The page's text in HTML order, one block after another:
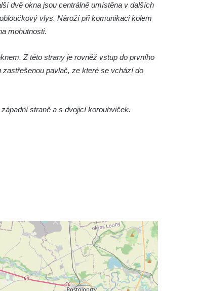
dvě okna jsou centrálně umístěna v dalších
vlys. Nároží při komunikaci kolem
mohutnosti.
Z této strany je rovněž vstup do prvního
pavlač, ze které se vchází do
straně a s dvojicí korouhviček.